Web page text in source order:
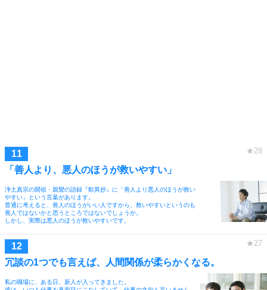
「善人より、悪人のほうが救いやすい」
浄土真宗の開祖・親鸞の語録『歎異抄』に「善人より悪人のほうが救い
やすい」という言葉があります。
普通に考えると、善人のほうがいい人ですから、救いやすいというのも
善人ではないかと思うところではないでしょうか。
しかし、実際は悪人のほうが救いやすいです。
冗談の1つでも言えば、人間関係が柔らかくなる。
私の職場に、ある日、新人が入ってきました。